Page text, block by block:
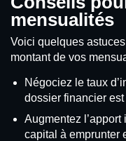
mensualités
Voici quelques
montant de vos
Négociez le taux
dossier financier
Augmentez
capital à emprunter